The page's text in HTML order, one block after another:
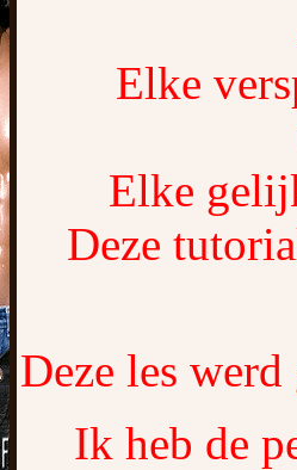
Elke
Elke
Deze
Deze les
Ik heb de